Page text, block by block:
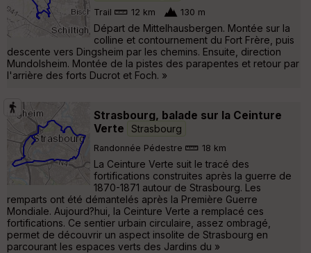
Trail 12 km 130 m
Départ de Mittelhausbergen. Montée sur la
colline et contournement du Fort Frère, puis
descente vers Dingsheim par les chemins. Ensuite, direction
Mundolsheim. Montée de la pistes des parapentes et retour par
l'arrière des forts Ducrot et Foch. »
Strasbourg, balade sur la Ceinture
Verte
Strasbourg
Randonnée Pédestre 18 km
La Ceinture Verte suit le tracé des
fortifications construites après la guerre de
1870-1871 autour de Strasbourg. Les
remparts ont été démantelés après la Première Guerre
Mondiale. Aujourd?hui, la Ceinture Verte a remplacé ces
fortifications. Ce sentier urbain circulaire, assez ombragé,
permet de découvrir un aspect insolite de Strasbourg en
parcourant les espaces verts des Jardins du »